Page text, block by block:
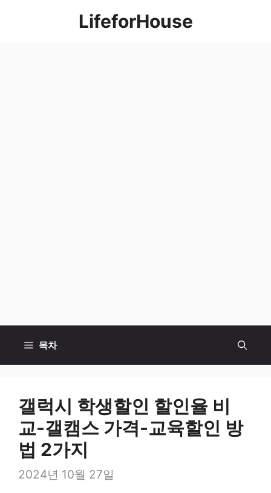
LifeforHouse
목차
갤럭시 학생할인 할인율 비
교-갤캠스 가격-교육할인 방
법 2가지
2024년 10월 27일